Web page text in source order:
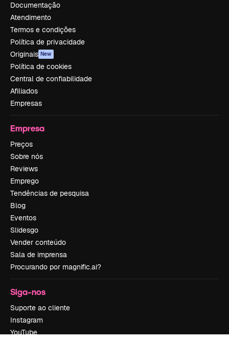
Documentação
Atendimento
Termos e condições
Política de privacidade
Originais New
Política de cookies
Central de confiabilidade
Afiliados
Empresas
Empresa
Preços
Sobre nós
Reviews
Emprego
Tendências de pesquisa
Blog
Eventos
Slidesgo
Vender conteúdo
Sala de imprensa
Procurando por magnific.ai?
Siga-nos
Suporte ao cliente
Instagram
YouTube